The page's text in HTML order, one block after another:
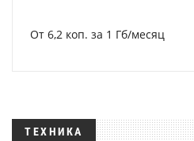
От 6,2 коп. за 1 Гб/месяц
ТЕХНИКА